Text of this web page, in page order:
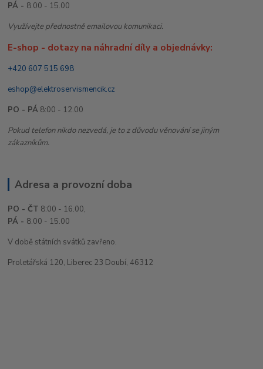
PÁ - 8.00 - 15.00
Využívejte přednostně emailovou komunikaci.
E-shop - dotazy na náhradní díly a objednávky:
+420 607 515 698
eshop@elektroservismencik.cz
PO - PÁ 8:00 - 12.00
Pokud telefon nikdo nezvedá, je to z důvodu věnování se jiným
zákazníkům.
Adresa a provozní doba
PO - ČT 8:00 - 16.00,
PÁ - 8.00 - 15.00
V době státních svátků zavřeno.
Proletářská 120, Liberec 23 Doubí, 46312